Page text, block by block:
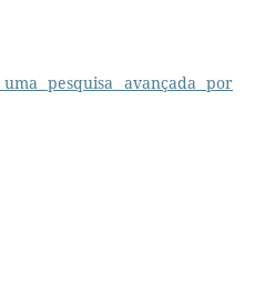
pesquisa avançada por